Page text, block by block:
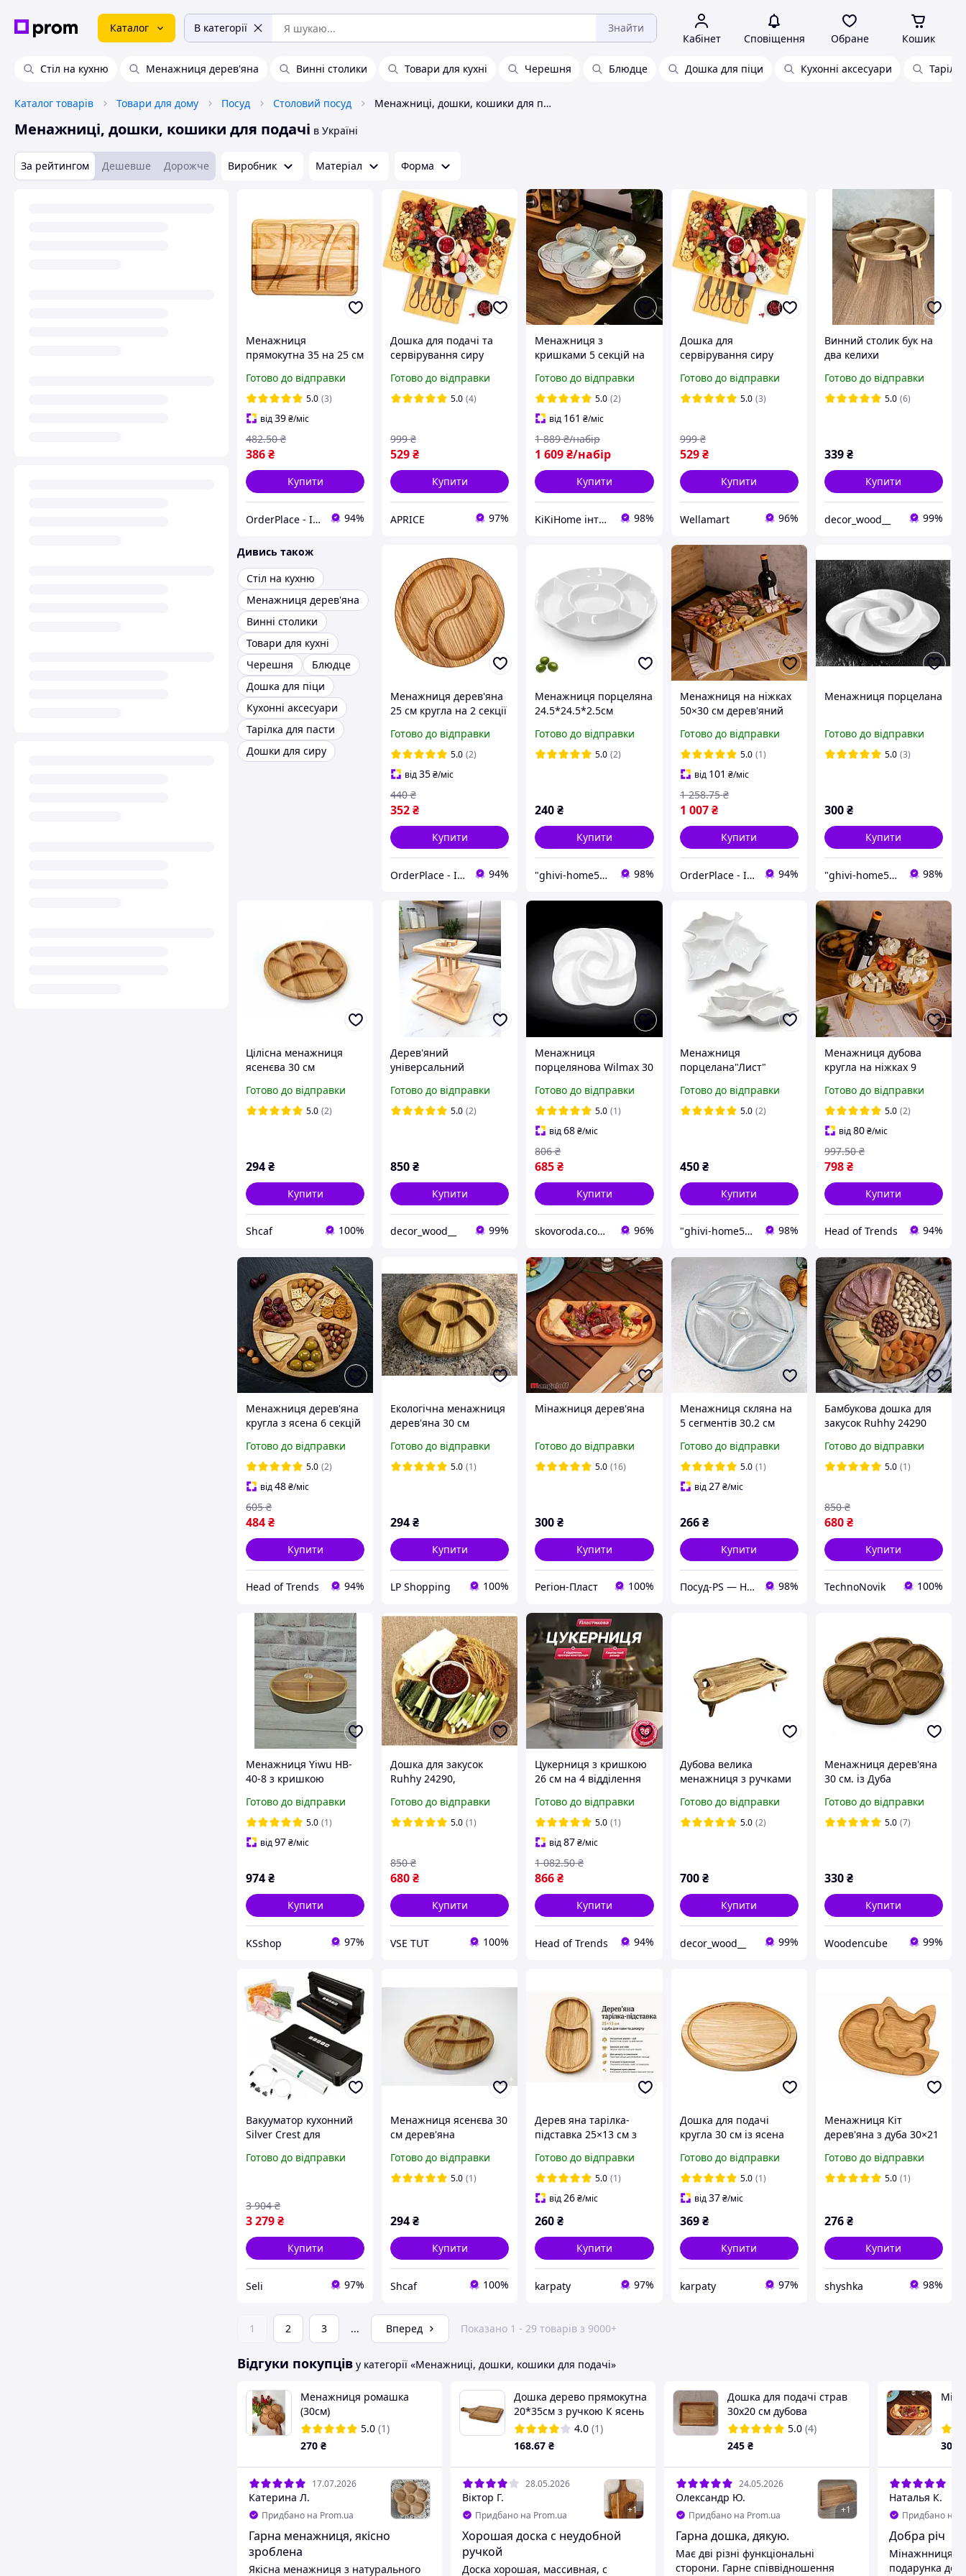
Каталог В категорії Знайти
Кабінет Сповіщення Обране Кошик
Стіл на кухню Менажниця дерев'яна Винні столики Товари для кухні Черешня Блюдце Дошка для піци Кухонні аксесуари
Каталог товарів Товари для дому Посуд Столовий посуд Менажниці, дошки, кошики для подачі
Менажниці, дошки, кошики для подачі в Україні
За рейтингом Дешевше Дорожче Виробник Матеріал Форма
Менажниця
прямокутна 35 на 25 см
посуд для подачі
HoReCa
Готово до відправки
5.0 (3)
від39₴/міс
386₴
482.50 ₴
Купити
OrderPlace - Інтернет-магазин товарів для дому 94%
Дошка для подачі та
сервірування сиру
ножів з бамбуку
Готово до відправки
5.0 (4)
529₴
999 ₴
Купити
APRICE 97%
Менажниця з
кришками 5 секцій на
що обертається
Готово до відправки
5.0 (2)
від 161 ₴/міс
1 609₴/набір
1 889 ₴/набір
Купити
KiKiHome інтернет-магазин якісних товарів для дому 98%
Дошка для
сервірування сиру
ножів бамбукова (8309)
Готово до відправки
5.0 (3)
529 ₴
999 ₴
Купити
Wellamart 96%
Винний столик бук на
два келихи
Готово до відправки
5.0 (6)
339₴
Купити
decor_wood__ 99%
Дивись також
Стіл на кухню
Менажниця дерев'яна
Винні столики
Товари для кухні
Черешня
Блюдце
Дошка для піци
Кухонні аксесуари
Тарілка для пасти
Дошки для сиру
Менажниця дерев'яна
25 см кругла на 2 секції
закусок HoReCa
Готово до відправки
5.0 (2)
від35₴/міс
352₴
440 ₴
Купити
OrderPlace - Інтернет-магазин товарів для дому 94%
Менажниця порцеляна
24.5*24.5*2.5см
Готово до відправки
5.0 (2)
240₴
Купити
"ghivi-home588": Товари для дому, перевірені часом! 98%
Менажниця на ніжках
50×30 см дерев'яний
прямокутний на
подарунок висота 18 см
Готово до відправки
5.0 (1)
від 101 ₴/міс
1 007 ₴
1 258.75 ₴
Купити
OrderPlace - Інтернет-магазин товарів для дому 94%
Менажниця порцелана
Готово до відправки
5.0 (3)
300₴
Купити
"ghivi-home588": Товари для дому, перевірені часом! 98%
Цілісна менажниця
ясенєва 30 см
соусником двостороння
кругла кабарет із
Готово до відправки
5.0 (2)
294₴
Купити
Shcaf 100%
Дерев'яний
універсальний
Бука 32x32x3 шт. Трьох
Ярусна менажниця
Готово до відправки
5.0 (2)
850₴
Купити
decor_wood__ 99%
Менажниця
порцелянова Wilmax 30
сервірувальна тарілка
для закусок
Готово до відправки
5.0 (1)
від68₴/міс
685₴
806 ₴
Купити
skovoroda.com.ua – все для кухні та дому 96%
Менажниця
порцелана"Лист"
Готово до відправки
5.0 (2)
450 ₴
Купити
"ghivi-home588": Товари для дому, перевірені часом! 98%
Менажниця дубова
кругла на ніжках 9
та закусок
сервірування
дерев'яний винний
столик Винні столики
Готово до відправки
5.0 (2)
від80₴/міс
798₴
997.50 ₴
Купити
Head of Trends 94%
Менажниця дерев'яна
кругла з ясена 6 секцій
подачі м'яса сиру
дерев'яна тарілка для
закусок HoReCa
Готово до відправки
5.0 (2)
від48₴/міс
484₴
605 ₴
Купити
Head of Trends 94%
Екологічна менажниця
дерев'яна 30 см
соусником
двосторонній круглий
Готово до відправки
5.0 (1)
294₴
Купити
LP Shopping 100%
Мінажниця дерев'яна
Готово до відправки
5.0 (16)
300₴
Купити
Регіон-Пласт 100%
Менажниця скляна на
5 сегментів 30.2 см
Готово до відправки
5.0 (1)
від27 ₴/міс
266 ₴
Купити
Посуд-PS — Horeca Посуд Подарунки 98%
Бамбукова дошка для
закусок Ruhhy 24290
Готово до відправки
5.0 (1)
680₴
850 ₴
Купити
TechnoNovik 100%
Менажниця Yiwu HB-
40-8 з кришкою
Бежевий
Готово до відправки
5.0 (1)
від97₴/міс
974₴
Купити
KSshop 97%
Дошка для закусок
Ruhhy 24290,
обертається, 33 см
Готово до відправки
5.0 (1)
680₴
850 ₴
Купити
VSE TUT 100%
Цукерниця з кришкою
26 см на 4 відділення
кругла декоративна
Готово до відправки
5.0 (1)
від87₴/міс
866₴
1 082.50 ₴
Купити
Head of Trends 94%
Дубова велика
менажниця з ручками
Готово до відправки
5.0 (2)
700 ₴
Купити
decor_wood__ 99%
Менажниця дерев'яна
30 см. із Дуба
квітки на 7 секцій
Готово до відправки
5.0 (7)
330₴
Купити
Woodencube 99%
Вакууматор кухонний
Silver Crest для
модель SV 125 C3 Seli
Готово до відправки
3 279₴
3 904 ₴
Купити
Seli 97%
Менажниця ясенєва 30
см дерев'яна
комбінований посуд
круглий кабарет на 4
Готово до відправки
5.0 (1)
294₴
Купити
Shcaf 100%
Дерев яна тарілка-
підставка 25×13 см з
десерту, натуральне
дерево
Готово до відправки
5.0 (1)
від26₴/міс
260₴
Купити
karpaty 97%
Дошка для подачі
кругла 30 см із ясена
нарізання і
сервірування страв
Готово до відправки
5.0 (1)
від37 ₴/міс
369 ₴
Купити
karpaty 97%
Менажниця Кіт
дерев'яна з дуба 30×21
для закусок, фруктів та
сервірування
Готово до відправки
5.0 (1)
276₴
Купити
shyshka 98%
1 2 3 ... Вперед Показано 1 - 29 товарів з 9000+
Відгуки покупців у категорії «Менажниці, дошки, кошики для подачі»
Менажниця ромашка
(30см)
5.0 (1)
270 ₴
17.07.2026
Катерина Л.
Придбано на Prom.ua
Гарна менажниця, якісно
зроблена
Якісна менажниця з натурального
Дошка дерево прямокутна
20*35см з ручкою К ясень
4.0 (1)
168.67 ₴
28.05.2026
Віктор Г.
Придбано на Prom.ua +1
Хорошая доска с неудобной
ручкой
Доска хорошая, массивная, с
Дошка для подачі страв
30х20 см дубова
прямокутна 5.0 (4)
245 ₴
24.05.2026
Олександр Ю.
Придбано на Prom.ua +1
Гарна дошка, дякую.
Має дві різні функціональні
сторони. Гарне співвідношення
300
Наталья К.
Придбано на
Добра річ
Мінажнниця
подарунка до